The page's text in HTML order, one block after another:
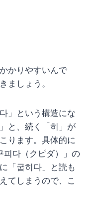
かりやすいんで
ましょう。
」という構造にな
と、続く「히」が
ります。具体的に
다（クピダ）」の
「굽히다」と読も
てしまうので、こ